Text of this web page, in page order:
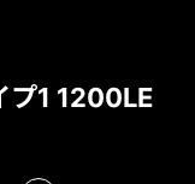
プ1 1200LE